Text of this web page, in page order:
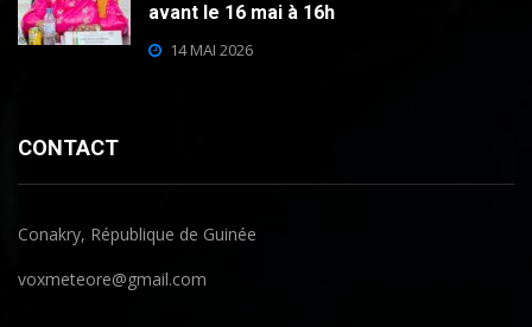
avant le 16 mai à 16h
14 MAI 2026
CONTACT
Conakry, République de Guinée
voxmeteore@gmail.com